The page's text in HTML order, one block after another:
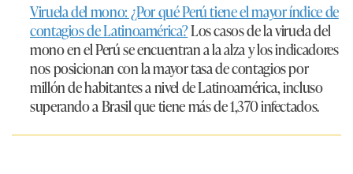
Viruela del mono: ¿Por qué Perú tiene el mayor índice de
contagios de Latinoamérica?Los casos de la viruela del
mono en el Perú se encuentran a la alza y los indicadores
nos posicionan con la mayor tasa de contagios por
millón de habitantes a nivel de Latinoamérica, incluso
superando a Brasil que tiene más de 1,370 infectados.